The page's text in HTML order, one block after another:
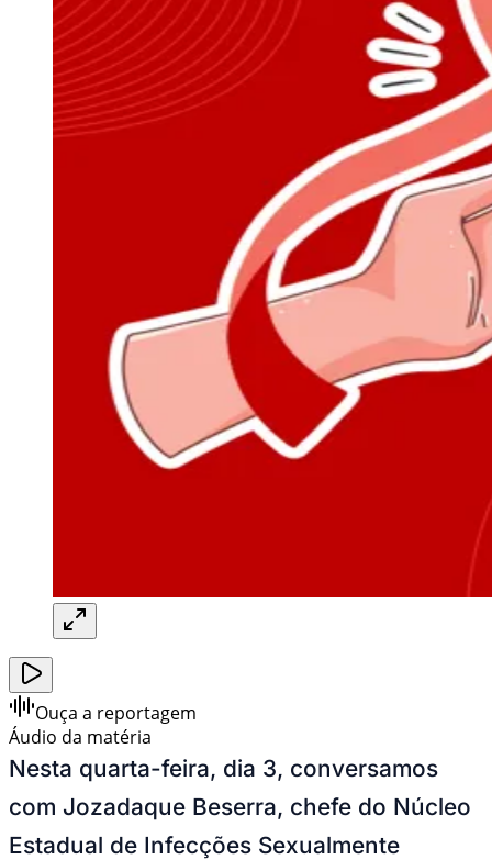
Ouça a reportagem
Áudio da matéria
Nesta quarta-feira, dia 3, conversamos
com Jozadaque Beserra, chefe do Núcleo
Estadual de Infecções Sexualmente